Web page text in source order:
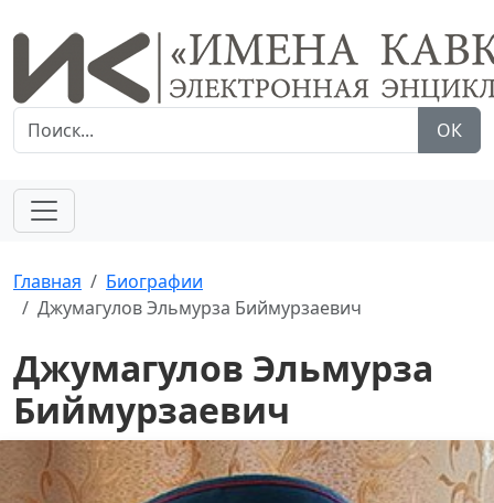
ОК
Главная
Биографии
Джумагулов Эльмурза Биймурзаевич
Джумагулов Эльмурза
Биймурзаевич